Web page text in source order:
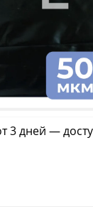
3 дней —